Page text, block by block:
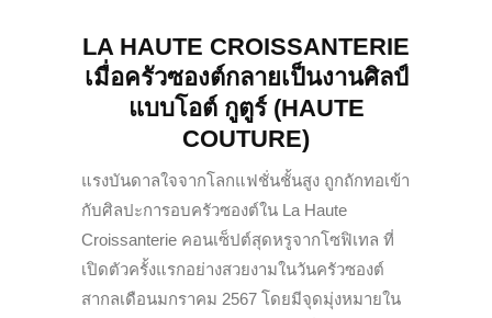
LA HAUTE CROISSANTERIE
เมื่อครัวซองต์กลายเป็นงานศิลป์
แบบโอต์ กูตูร์(HAUTE
COUTURE)
แรงบันดาลใจจากโลกแฟชั่นชั้นสูง ถูกถักทอเข้า
กับศิลปะการอบครัวซองต์ใน La Haute
Croissanterie คอนเซ็ปต์สุดหรูจากโซฟิเทล ที่
เปิดตัวครั้งแรกอย่างสวยงามในวันครัวซองต์
สากลเดือนมกราคม 2567 โดยมีจุดมุ่งหมายใน